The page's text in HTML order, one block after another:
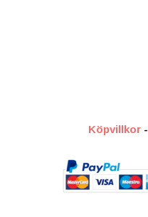
Köpvillkor -